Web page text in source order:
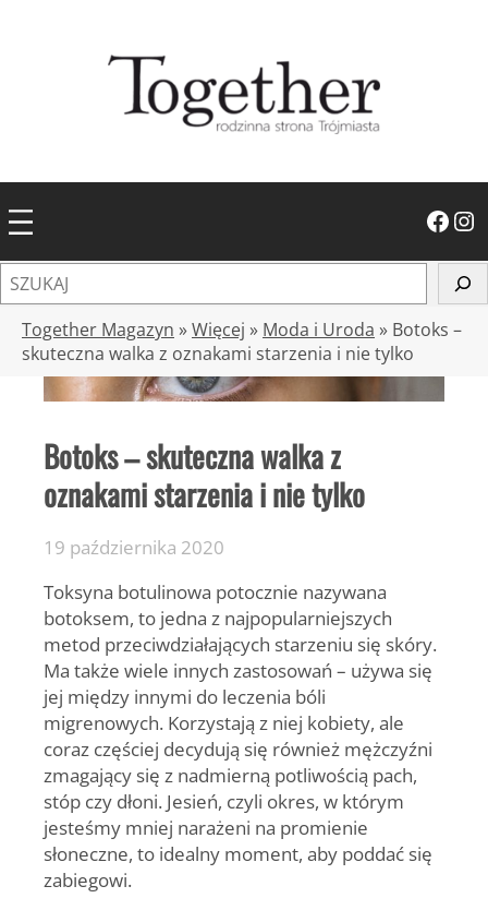
Facebook Instagram
z
Together Magazyn »Więcej » Moda i Uroda » Botoks –
skuteczna walka z oznakami starzenia i nie tylko
Botoks – skuteczna walka z
oznakami starzenia i nie tylko
19 października 2020
Toksyna botulinowa potocznie nazywana
botoksem, to jedna z najpopularniejszych
metod przeciwdziałających starzeniu się skóry.
Ma także wiele innych zastosowań – używa się
jej między innymi do leczenia bóli
migrenowych. Korzystają z niej kobiety, ale
coraz częściej decydują się również mężczyźni
zmagający się z nadmierną potliwością pach,
stóp czy dłoni. Jesień, czyli okres, w którym
jesteśmy mniej narażeni na promienie
słoneczne, to idealny moment, aby poddać się
zabiegowi.